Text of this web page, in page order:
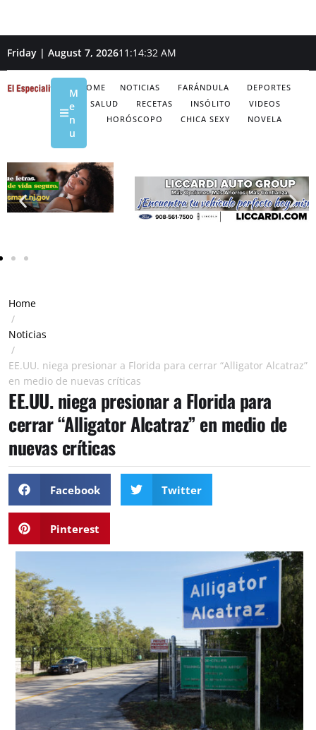
Friday | August 7, 202611:14:33 AM
HOME NOTICIAS FARÁNDULA
DEPORTES
SALUD
RECETAS INSÓLITO
VIDEOS
HORÓSCOPO
CHICA SEXY NOVELA
M
e
n
u
Home
/
Noticias
/
EE.UU. niega presionar a Florida para cerrar “Alligator Alcatraz”
en medio de nuevas críticas
EE.UU. niega presionar a Florida para
cerrar “Alligator Alcatraz” en medio de
nuevas críticas
Facebook Twitter
Pinterest